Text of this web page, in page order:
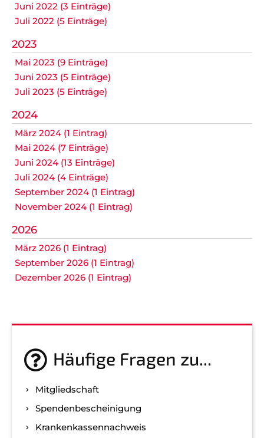
Juni 2022 (3 Einträge)
Juli 2022 (5 Einträge)
2023
Mai 2023 (9 Einträge)
Juni 2023 (5 Einträge)
Juli 2023 (5 Einträge)
2024
März 2024 (1 Eintrag)
Mai 2024 (7 Einträge)
Juni 2024 (13 Einträge)
Juli 2024 (4 Einträge)
September 2024 (1 Eintrag)
November 2024 (1 Eintrag)
2026
März 2026 (1 Eintrag)
September 2026 (1 Eintrag)
Dezember 2026 (1 Eintrag)
Häufige Fragen zu...
Mitgliedschaft
Spenden­bescheinigung
Kranken­kassen­nachweis